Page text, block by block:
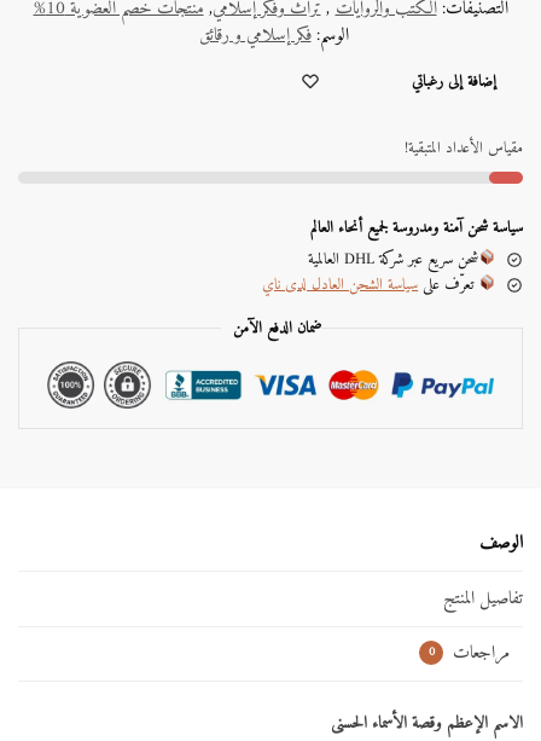
التصنيفات:الكتب والروايات,تراث وفكر إسلامي,منتجات خصم العضوية 10%
الوسم:فكر إسلامي و رقائق
e
r
n
a
t
i
v
إضافة إلى رغباتي
مقياس الأعداد المتبقية!
سياسة شحن آمنة ومدروسة لجميع أنحاء العالم
شحن سريع عبر شركة DHL العالمية
تعرّف علىسياسة الشحن العادل لدى ناي
ضمان الدفع الآمن
الوصف
تفاصيل المنتج
مراجعات
0
الاسم الإعظم وقصة الأسماء الحسنى